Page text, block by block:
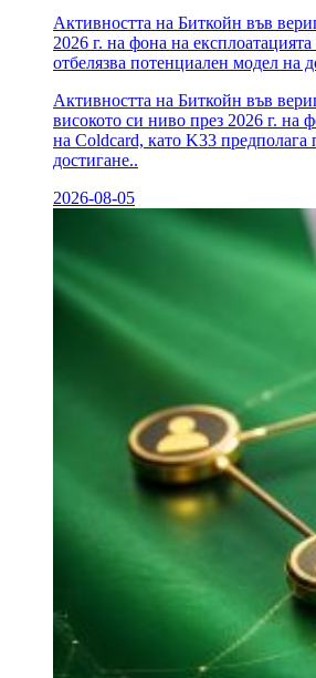
Активността на Биткойн във
2026 г. на фона на
отбелязва потенциален модел на
Активността на Биткойн във
високото си ниво през 2026 г. на
на Coldcard, като K33 предполага
достигане..
2026-08-05